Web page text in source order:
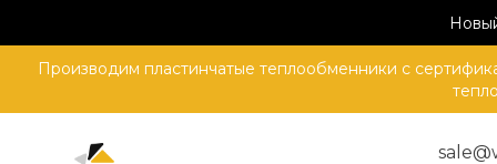
Производим пластинчатые теплообменники с